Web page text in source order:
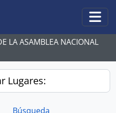
LA ASAMBLEA NACIONAL
Lugares:
Búsqueda